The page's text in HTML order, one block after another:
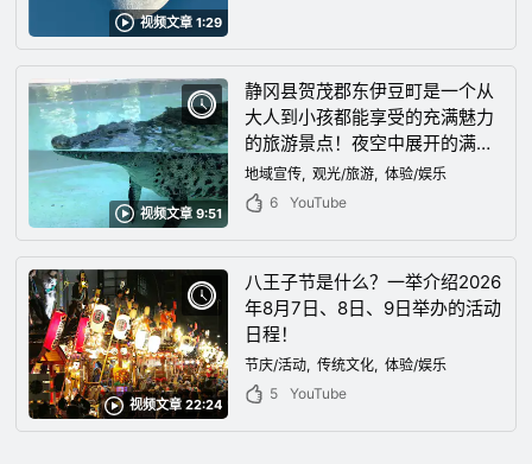
视频文章 1:29
视频文章 9:51
静冈县贺茂郡东伊豆町是一个从
大人到小孩都能享受的充满魅力
的旅游景点！夜空中展开的满分
星空是感觉时间静止的绝景！
地域宣传 观光/旅游
体验/娱乐
6
YouTube
视频文章 22:24
八王子节是什么？一举介绍2026
年8月7日、8日、9日举办的活动
日程！
节庆/活动 传统文化
体验/娱乐
5
YouTube